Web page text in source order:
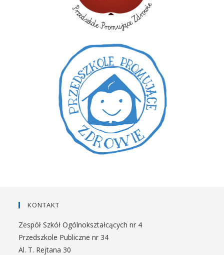
KONTAKT
Zespół Szkół Ogólnokształcących nr 4
Przedszkole Publiczne nr 34
Al. T. Rejtana 30